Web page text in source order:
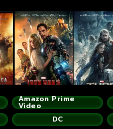
Amazon Prime
Video
DC